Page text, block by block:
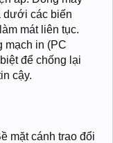
dưới các biến
mát liên tục.
mạch in (PC
để chống lại
cậy.
mặt cánh trao đổi